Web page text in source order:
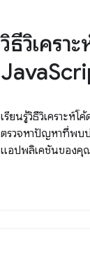
วิธีวิเครา
เรียนรู้วิธีวิเคราะห์
ตรวจหาปัญหาที่พบ
แอปพลิเคชันของคุณ